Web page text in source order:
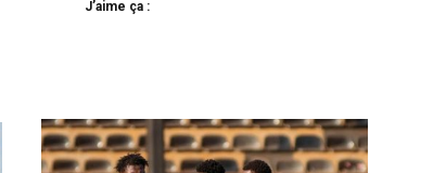
J’aime ça :